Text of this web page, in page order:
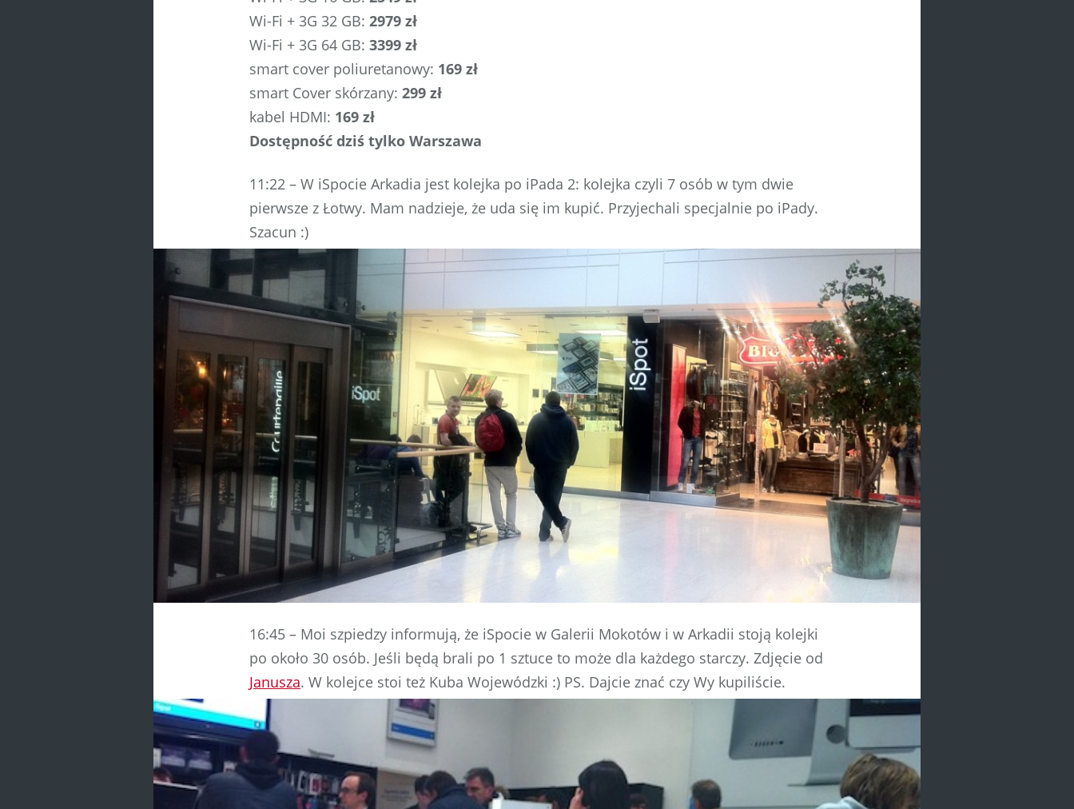
Wi-Fi + 3G 32 GB: 2979 zł
Wi-Fi + 3G 64 GB: 3399 zł
smart cover poliuretanowy: 169 zł
smart Cover skórzany: 299 zł
kabel HDMI: 169 zł
Dostępność dziś tylko Warszawa
11:22 – W iSpocie Arkadia jest kolejka po iPada 2: kolejka czyli 7 osób w tym dwie
pierwsze z Łotwy. Mam nadzieje, że uda się im kupić. Przyjechali specjalnie po iPady.
Szacun :)
16:45 – Moi szpiedzy informują, że iSpocie w Galerii Mokotów i w Arkadii stoją kolejki
po około 30 osób. Jeśli będą brali po 1 sztuce to może dla każdego starczy. Zdjęcie od
Janusza. W kolejce stoi też Kuba Wojewódzki :) PS. Dajcie znać czy Wy kupiliście.